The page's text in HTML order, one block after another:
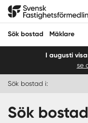
Hoppa
Svensk
Sök bostad Mäklare
Sälja
I augusti
se
Sök bostad i:
Sök bostad